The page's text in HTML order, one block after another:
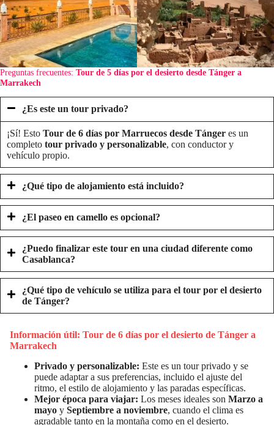
Preguntas frecuentes: Tour de 5 días por el desierto desde Tánger a
Marrakech
¿Es este un tour privado?
¡Sí! Esto Tour de 6 días por Marruecos desde Tánger es un
completo tour privado y personalizable, con conductor y
vehículo propio.
¿Qué tipo de alojamiento está incluido?
¿El paseo en camello es opcional?
¿Puedo finalizar este tour en una ciudad diferente como
Casablanca?
¿Qué tipo de vehículo se utiliza para el tour por el desierto
de Tánger?
Información útil: Tour de 6 días por el desierto de Tánger a
Marrakech
Privado y personalizable: Este es un tour privado y se
puede adaptar a sus preferencias, incluido el ajuste del
ritmo, el estilo de alojamiento y las paradas específicas.
Mejor época para viajar: Los meses ideales son Marzo a
mayo y Septiembre a noviembre, cuando el clima es
agradable tanto en la montaña como en el desierto.